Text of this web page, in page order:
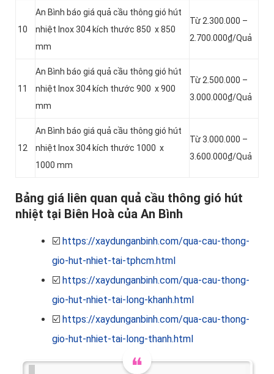
10
An Bình báo giá quả cầu thông gió hút
nhiệt Inox 304 kích thước 850 x 850
mm
Từ 2.300.000 –
2.700.000₫/Quả
11
An Bình báo giá quả cầu thông gió hút
nhiệt Inox 304 kích thước 900 x 900
mm
Từ 2.500.000 –
3.000.000₫/Quả
12
An Bình báo giá quả cầu thông gió hút
nhiệt Inox 304 kích thước 1000 x
1000 mm
Từ 3.000.000 –
3.600.000₫/Quả
Bảng giá liên quan quả cầu thông gió hút
nhiệt tại Biên Hoà của An Bình
☑️ https://xaydunganbinh.com/qua-cau-thong-
gio-hut-nhiet-tai-tphcm.html
☑️ https://xaydunganbinh.com/qua-cau-thong-
gio-hut-nhiet-tai-long-khanh.html
☑️ https://xaydunganbinh.com/qua-cau-thong-
gio-hut-nhiet-tai-long-thanh.html